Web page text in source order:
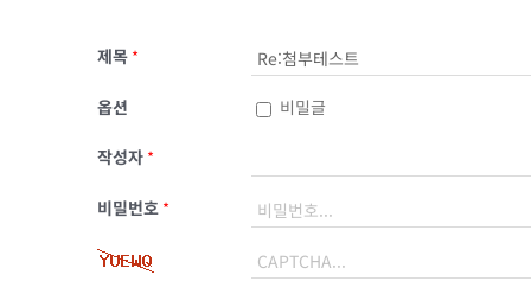
제목 *
옵션 비밀글
작성자 *
비밀번호 *